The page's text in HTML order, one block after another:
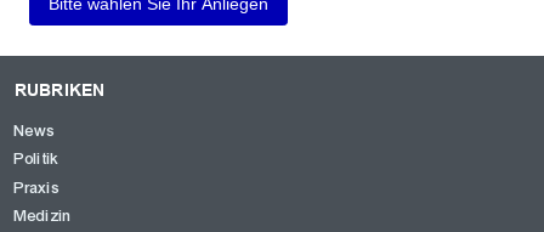
RUBRIKEN
News
Politik
Praxis
Medizin